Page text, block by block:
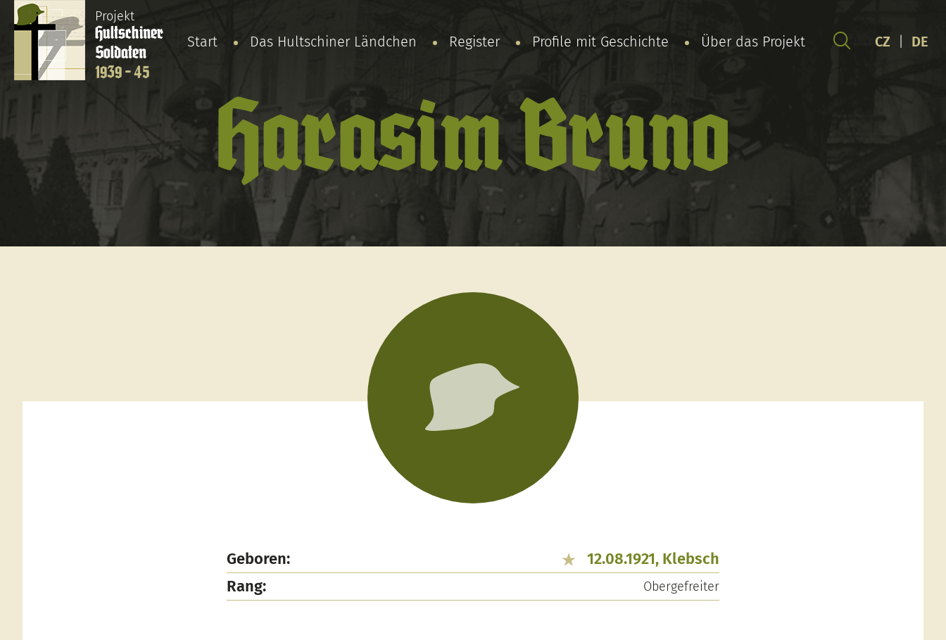
Projekt
Hultschiner
Soldaten
1939 - 45
Start Das Hultschiner Ländchen Register Profile mit Geschichte Über das Projekt CZ DE
Harasim Bruno
Geboren:
12.08.1921, Klebsch
Rang:
Obergefreiter